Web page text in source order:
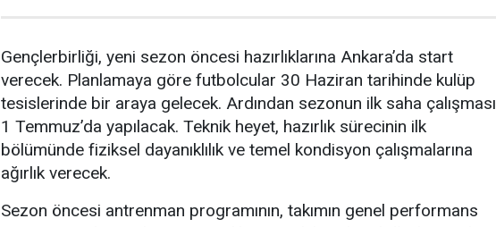
Gençlerbirliği, yeni sezon öncesi hazırlıklarına Ankara’da start
verecek. Planlamaya göre futbolcular 30 Haziran tarihinde kulüp
tesislerinde bir araya gelecek. Ardından sezonun ilk saha çalışması
1 Temmuz’da yapılacak. Teknik heyet, hazırlık sürecinin ilk
bölümünde fiziksel dayanıklılık ve temel kondisyon çalışmalarına
ağırlık verecek.
Sezon öncesi antrenman programının, takımın genel performans